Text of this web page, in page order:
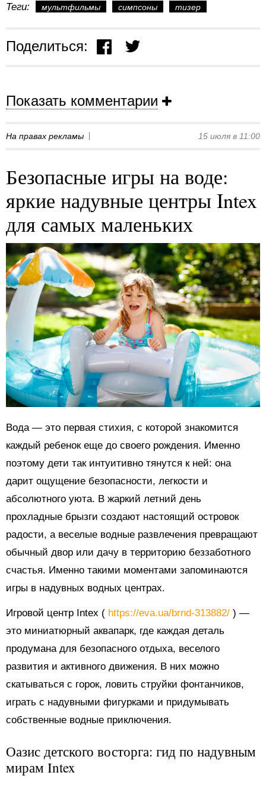
Теги: мультфильмы симпсоны тизер
Поделиться:
Показать комментарии
На правах рекламы 15 июля в 11:00
Безопасные игры на воде:
яркие надувные центры Intex
для самых маленьких
Вода — это первая стихия, с которой знакомится
каждый ребенок еще до своего рождения. Именно
поэтому дети так интуитивно тянутся к ней: она
дарит ощущение безопасности, легкости и
абсолютного уюта. В жаркий летний день
прохладные брызги создают настоящий островок
радости, а веселые водные развлечения превращают
обычный двор или дачу в территорию беззаботного
счастья. Именно такими моментами запоминаются
игры в надувных водных центрах.
Игровой центр Intex ( https://eva.ua/brnd-313882/ ) —
это миниатюрный аквапарк, где каждая деталь
продумана для безопасного отдыха, веселого
развития и активного движения. В них можно
скатываться с горок, ловить струйки фонтанчиков,
играть с надувными фигурками и придумывать
собственные водные приключения.
Оазис детского восторга: гид по надувным
мирам Intex